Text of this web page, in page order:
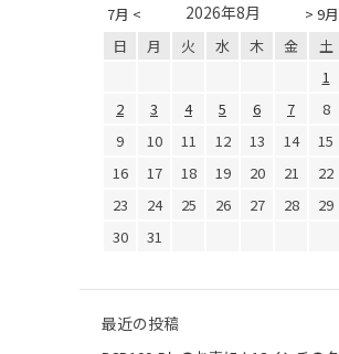
7月 < > 9月
2026年8月
日 月 火 水 木 金
土
1
2
3 4 5 6 7
8
9
10 11 12 13 14
15
16
17 18 19 20 21
22
23
24 25 26 27 28
29
30
31
最近の投稿